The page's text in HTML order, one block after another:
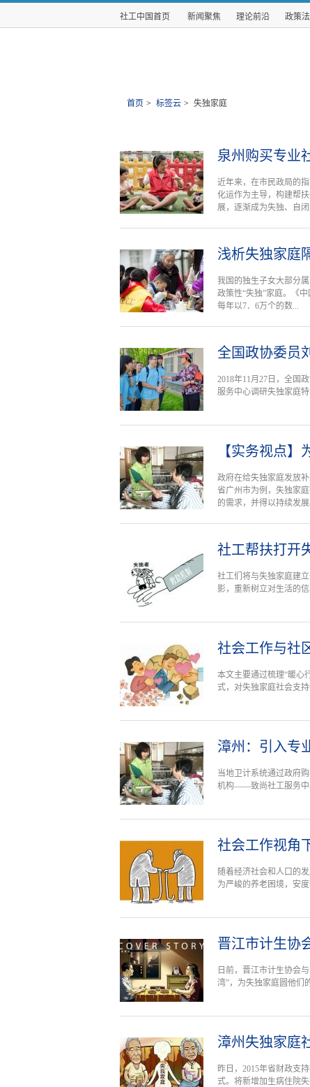
社工中国首页 新闻聚焦 理论前沿 政策
首页 > 标签云 > 失独家庭
泉州购买专业
近年来，在市民政局的
化运作为主导，构建帮
展，逐渐成为失独、自
浅析失独家庭
我国的独生子女大部分
政策性“失独”家庭。《
每年以7．6万个的数...
全国政协委员
2018年11月27日，全国
服务中心调研失独家庭特
【实务视点
政府在给失独家庭发放
省广州市为例，失独家
的需求，并得以持续发展
社工帮扶打开
社工们将与失独家庭建
影，重新树立对生活的信
社会工作与社
本文主要通过梳理“暖心
式，对失独家庭社会支
漳州：引入专
当地卫计系统通过政府
机构——致尚社工服务中
社会工作视角
随着经济社会和人口的
为严峻的养老困境，安
晋江市计生协
日前，晋江市计生协会
湾”，为失独家庭圆他们
漳州失独家庭
昨日，2015年省财政支
式。将新增加生病住院